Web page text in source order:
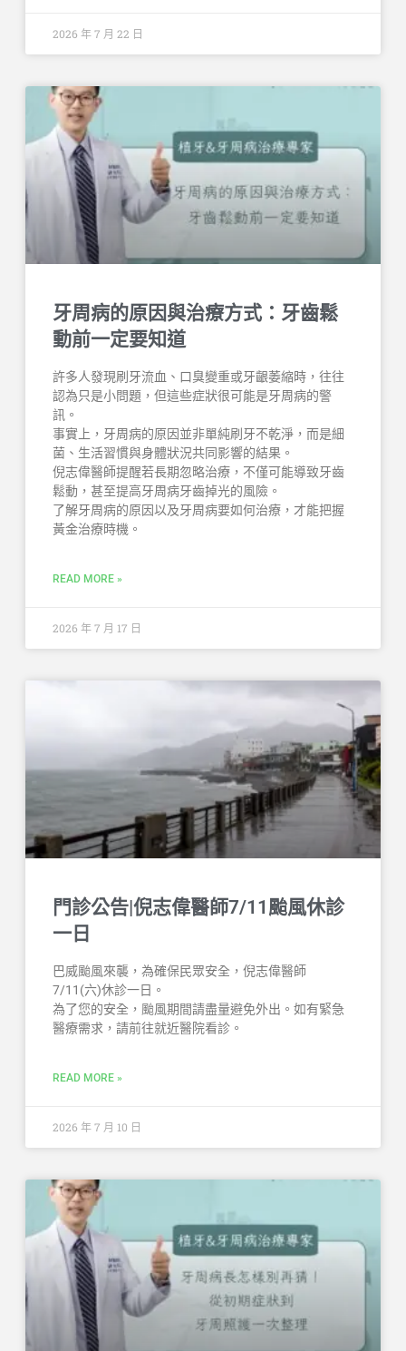
2026 年 7 月 22 日
牙周病的原因與治療方式：牙齒鬆
動前一定要知道
許多人發現刷牙流血、口臭變重或牙齦萎縮時，往往
認為只是小問題，但這些症狀很可能是牙周病的警
訊。
事實上，牙周病的原因並非單純刷牙不乾淨，而是細
菌、生活習慣與身體狀況共同影響的結果。
倪志偉醫師提醒若長期忽略治療，不僅可能導致牙齒
鬆動，甚至提高牙周病牙齒掉光的風險。
了解牙周病的原因以及牙周病要如何治療，才能把握
黃金治療時機。
READ MORE »
2026 年 7 月 17 日
門診公告|倪志偉醫師7/11颱風休診
一日
巴威颱風來襲，為確保民眾安全，倪志偉醫師
7/11(六)休診一日。
為了您的安全，颱風期間請盡量避免外出。如有緊急
醫療需求，請前往就近醫院看診。
READ MORE »
2026 年 7 月 10 日